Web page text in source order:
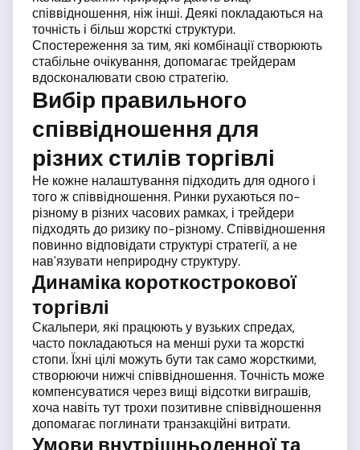
співвідношення, ніж інші. Деякі покладаються на
точність і більш жорсткі структури.
Спостереження за тим, які комбінації створюють
стабільне очікування, допомагає трейдерам
вдосконалювати свою стратегію.
Вибір правильного
співвідношення для
різних стилів торгівлі
Не кожне налаштування підходить для одного і
того ж співвідношення. Ринки рухаються по-
різному в різних часових рамках, і трейдери
підходять до ризику по-різному. Співвідношення
повинно відповідати структурі стратегії, а не
нав'язувати неприродну структуру.
Динаміка короткострокової
торгівлі
Скальпери, які працюють у вузьких спредах,
часто покладаються на менші рухи та жорсткі
стопи. Їхні цілі можуть бути так само жорсткими,
створюючи нижчі співвідношення. Точність може
компенсуватися через вищі відсотки виграшів,
хоча навіть тут трохи позитивне співвідношення
допомагає поглинати транзакційні витрати.
Умови внутрішньоденної та